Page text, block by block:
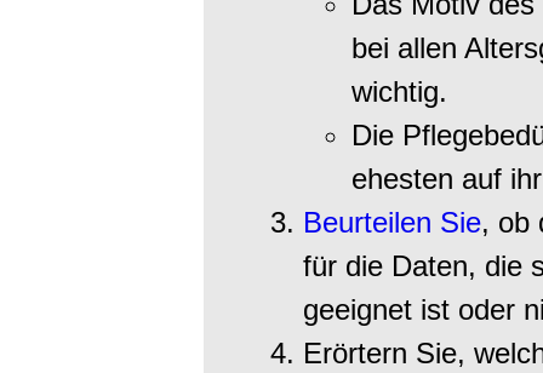
bei allen
wichtig.
Die
ehesten auf
Beurteilen Sie, ob
für die Daten, die
geeignet ist oder
Erörtern Sie,